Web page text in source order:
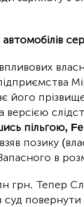
його
версією
пільгою,
позику
в
грн. Тепер